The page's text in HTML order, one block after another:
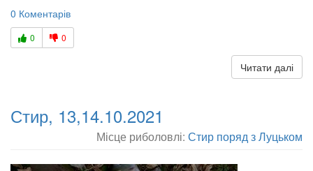
0 Коментарів
0 0
Читати далі
Стир, 13,14.10.2021
Місце риболовлі: Стир поряд з Луцьком